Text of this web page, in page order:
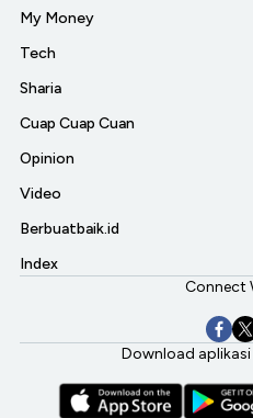
My Money
Tech
Sharia
Cuap Cuap Cuan
Opinion
Video
Berbuatbaik.id
Index
Connect
Download aplikasi